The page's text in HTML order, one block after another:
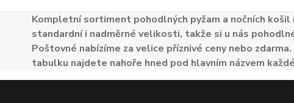
Kompletní sortiment pohodlných pyžam a nočních
standardní i nadměrné velikosti, takže si u nás
Poštovné nabízíme za velice příznivé ceny nebo
tabulku najdete nahoře hned pod hlavním názvem